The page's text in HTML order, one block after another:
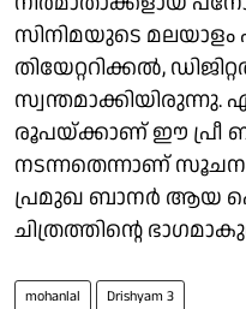
സിനിമയുടെ മലയാളം
തിയേറ്ററിക്കല്‍,
സ്വന്തമാക്കിയിരുന്നു.
രൂപയ്ക്കാണ് ഈ പ്രീ
നടന്നതെന്നാണ്
പ്രമുഖ ബാനര്‍ ആയ
ചിത്രത്തിന്റെ
mohanlal Drishyam 3